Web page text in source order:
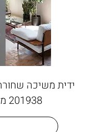
201938 מעוצבת PREMIUM